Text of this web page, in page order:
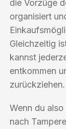
die Vorzüge
organisiert
Gleichzeitig
kannst
entkommen
zurückziehen.
Wenn du
nach